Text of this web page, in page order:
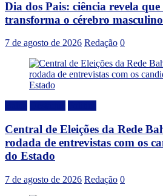
Dia dos Pais: ciência revela
transforma o cérebro masculino
7 de agosto de 2026 Redação 0
Central de Eleições da Rede
rodada de entrevistas com os
do Estado
7 de agosto de 2026 Redação 0